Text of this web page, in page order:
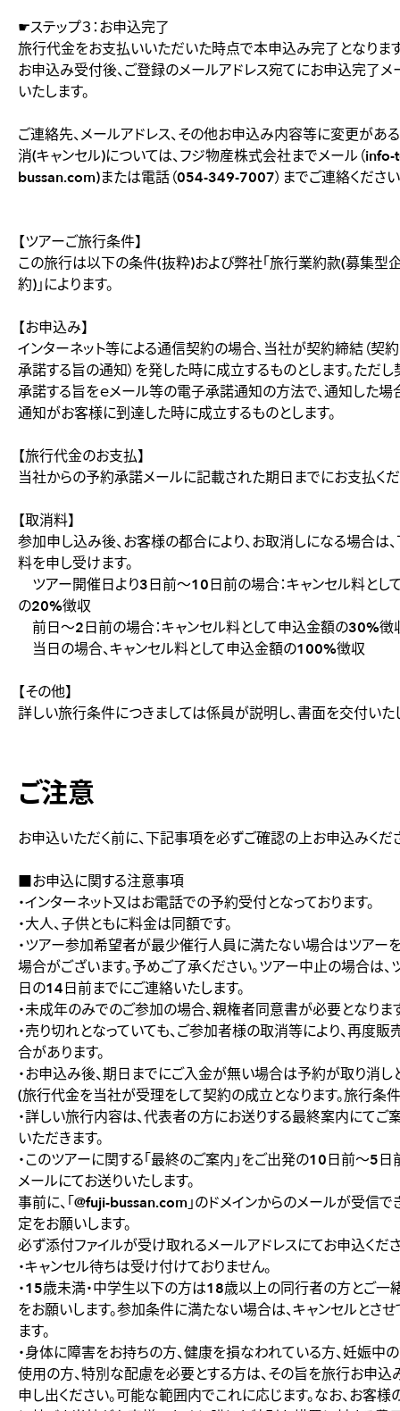
☛ステップ３：お申込完了
旅行代金をお支払いいただいた時点で本申込み完了となります
お申込み受付後、ご登録のメールアドレス宛てにお申込完了メ
いたします。
ご連絡先、メールアドレス、その他お申込み内容等に変更があ
消(キャンセル)については、フジ物産株式会社までメール（
bussan.com)または電話（054-349-7007）までご連絡ください
【ツアーご旅行条件】
この旅行は以下の条件(抜粋)および弊社「旅行業約款(募集型
約)」によります。
【お申込み】
インターネット等による通信契約の場合、当社が契約締結（契
承諾する旨の通知）を発した時に成立するものとします。ただ
承諾する旨をｅメール等の電子承諾通知の方法で、通知した場
通知がお客様に到達した時に成立するものとします。
【旅行代金のお支払】
当社からの予約承諾メールに記載された期日までにお支払くだ
【取消料】
参加申し込み後、お客様の都合により、お取消しになる場合は
料を申し受けます。
ツアー開催日より3日前～10日前の場合：キャンセル料とし
の20%徴収
前日～2日前の場合：キャンセル料として申込金額の30%徴
当日の場合、キャンセル料として申込金額の100%徴収
【その他】
詳しい旅行条件につきましては係員が説明し、書面を交付いた
ご注意
お申込いただく前に、下記事項を必ずご確認の上お申込みくだ
■お申込に関する注意事項
・インターネット又はお電話での予約受付となっております。
・大人、子供ともに料金は同額です。
・ツアー参加希望者が最少催行人員に満たない場合はツアー
場合がございます。予めご了承ください。ツアー中止の場合は、
日の14日前までにご連絡いたします。
・未成年のみでのご参加の場合、親権者同意書が必要となりま
・売り切れとなっていても、ご参加者様の取消等により、再度販
合があります。
・お申込み後、期日までにご入金が無い場合は予約が取り消し
(旅行代金を当社が受理をして契約の成立となります。旅行条
・詳しい旅行内容は、代表者の方にお送りする最終案内にてご
いただきます。
・このツアーに関する「最終のご案内」をご出発の10日前〜5
メールにてお送りいたします。
事前に、「@fuji-bussan.com」のドメインからのメールが受信で
定をお願いします。
必ず添付ファイルが受け取れるメールアドレスにてお申込くださ
・キャンセル待ちは受け付けておりません。
・15歳未満・中学生以下の方は18歳以上の同行者の方とご一
をお願いします。参加条件に満たない場合は、キャンセルとさ
ます。
・身体に障害をお持ちの方、健康を損なわれている方、妊娠中
使用の方、特別な配慮を必要とする方は、その旨を旅行お申込
申し出ください。可能な範囲内でこれに応じます。なお、お客様